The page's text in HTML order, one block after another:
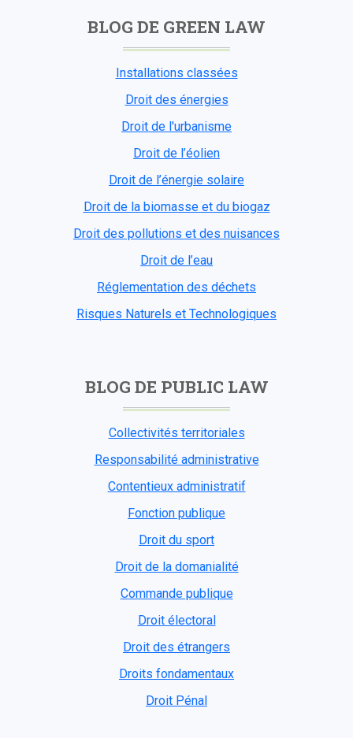
BLOG DE GREEN LAW
Installations classées
Droit des énergies
Droit de l'urbanisme
Droit de l’éolien
Droit de l’énergie solaire
Droit de la biomasse et du biogaz
Droit des pollutions et des nuisances
Droit de l’eau
Réglementation des déchets
Risques Naturels et Technologiques
BLOG DE PUBLIC LAW
Collectivités territoriales
Responsabilité administrative
Contentieux administratif
Fonction publique
Droit du sport
Droit de la domanialité
Commande publique
Droit électoral
Droit des étrangers
Droits fondamentaux
Droit Pénal